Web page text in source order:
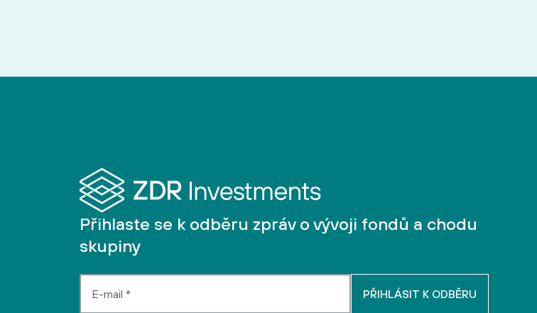
Přihlaste se k odběru zpráv o vývoji fondů a chodu
skupiny